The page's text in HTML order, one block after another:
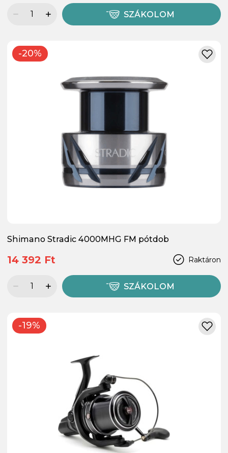
SZÁKOLOM
-20%
Shimano Stradic 4000MHG FM pótdob
Raktáron
14 392 Ft
SZÁKOLOM
-19%